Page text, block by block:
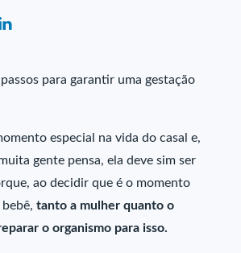
para garantir uma gestação
especial na vida do casal e,
gente pensa, ela deve sim ser
ao decidir que é o momento
bebê,tanto a mulher quanto o
o organismo para isso.